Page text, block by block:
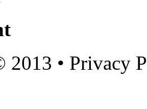
2013 • Privacy